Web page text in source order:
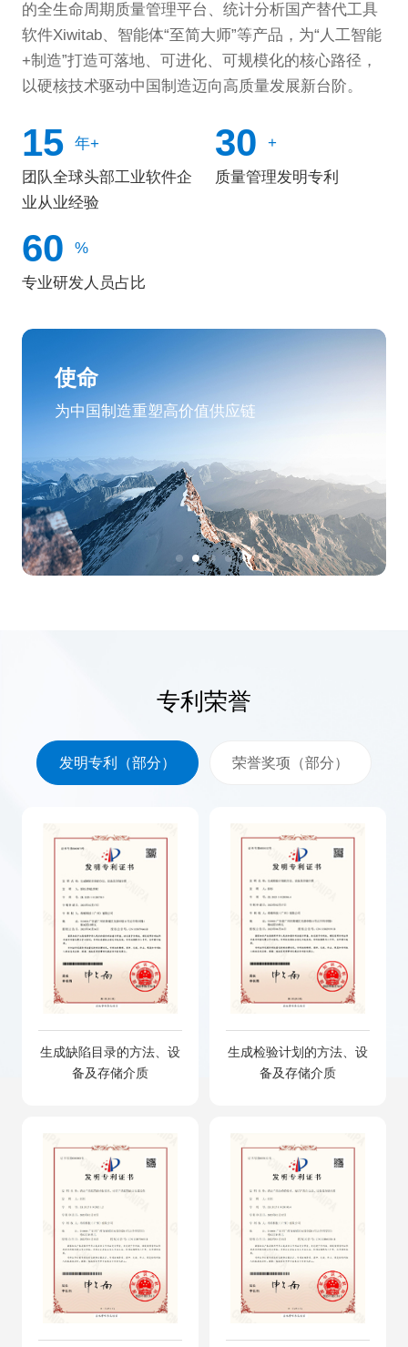
的全生命周期质量管理平台、统计分析国产替代工具
软件Xiwitab、智能体“至简大师”等产品，为“人工智能
+制造”打造可落地、可进化、可规模化的核心路径，
以硬核技术驱动中国制造迈向高质量发展新台阶。
15
年+
团队全球头部工业软件企
业从业经验
30
+
质量管理发明专利
60
%
专业研发人员占比
使命
为中国制造重塑高价值供应链
专利荣誉
发明专利（部分） 荣誉奖项（部分）
生成缺陷目录的方法、设
备及存储介质
生成检验计划的方法、设
备及存储介质